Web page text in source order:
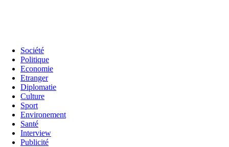
Société
Politique
Economie
Etranger
Diplomatie
Culture
Sport
Environement
Santé
Interview
Publicité